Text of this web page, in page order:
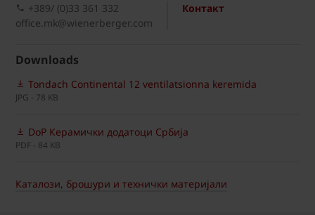
Контакт
+389/ (0)33 361 332
office.mk@wienerberger.com
Downloads
Tondach Continental 12 ventilatsionna keremida
JPG - 78 KB
DoP Керамички додатоци Србија
PDF - 84 KB
Каталози, брошури и технички материјали